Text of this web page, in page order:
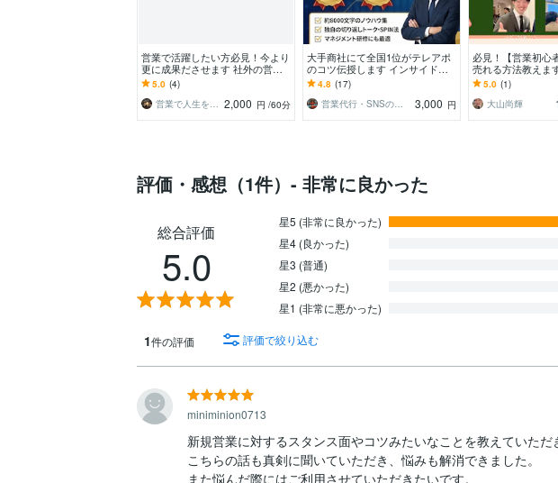
営業で活躍したい方必見！今より
更に成果ださせます 社外の営業
メンターします（営業歴20年）
5.0 (4)
営業で人生を豊かに 2,000 円 /60分
大手商社にて全国1位がテレアポ
のコツ伝授します インサイドセ
ールスで独立！知識と経験を全て
詰め込んでいます
4.8 (17)
営業代行・SNSのプロ 〜コアタクト〜
3,000 円
必見！【営業初心
売れる方法教えま
ンスではなく、原
ば必ず売れる〜
5.0 (1)
大山尚輝
評価・感想（1件）- 非常に良かった
総合評価
5.0
星5 (非常に良かった)
星4 (良かった)
星3 (普通)
星2 (悪かった)
星1 (非常に悪かった)
1件の評価 評価で絞り込む
miniminion0713
新規営業に対するスタンス面やコツみたいなことを教えていただ
こちらの話も真剣に聞いていただき、悩みも解消できました。
また悩んだ際にはご利用させていただきたいです。